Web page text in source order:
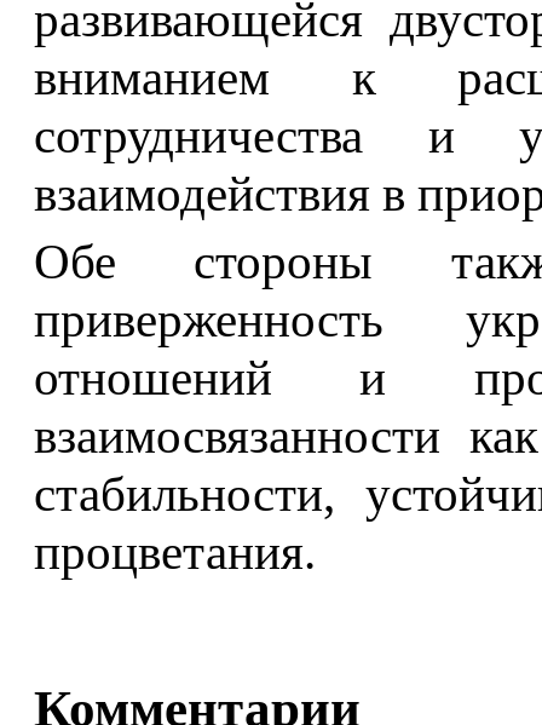
развивающейся
вниманием к
сотрудничества и
взаимодействия в
Обе стороны
приверженность
отношений и
взаимосвязанности
стабильности,
процветания.
Комментарии